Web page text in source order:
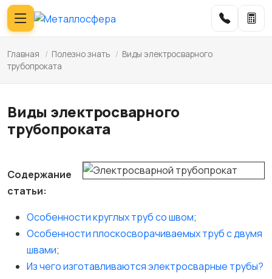
Главная / Полезно знать / Виды электросварного
трубопроката
Виды электросварного
трубопроката
Содержание
статьи:
Особенности круглых труб со швом;
Особенности плоскосворачиваемых труб с двумя
швами;
Из чего изготавливаются электросварные трубы?